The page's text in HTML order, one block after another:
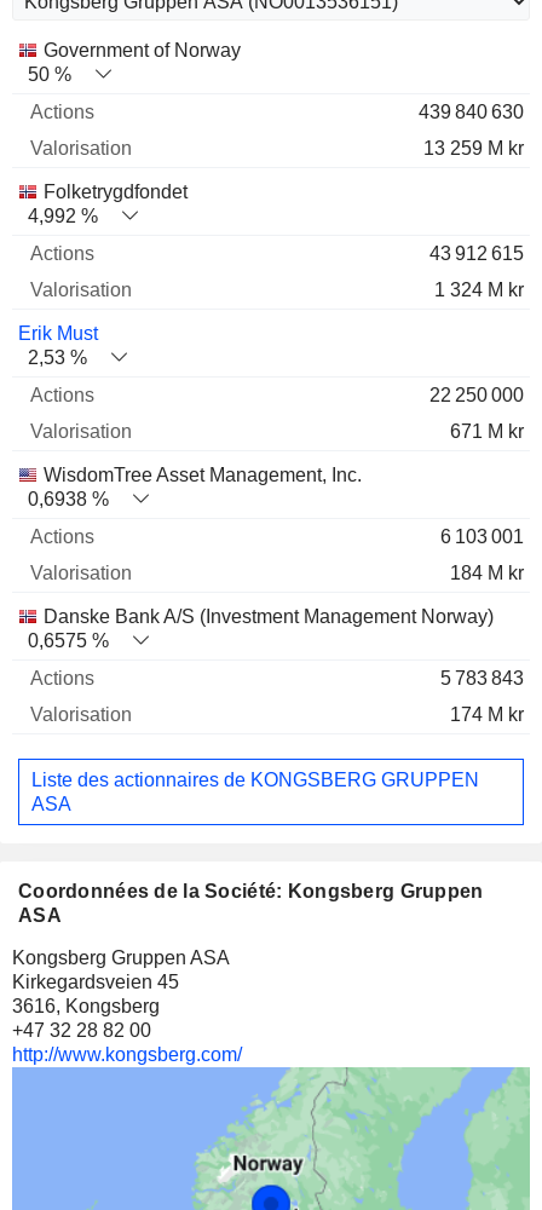
Nom Actions % Valorisation
Government of Norway
50 %
439 840 630
13 259 M kr
Folketrygdfondet
4,992 %
43 912 615
1 324 M kr
Erik Must
2,53 %
22 250 000
671 M kr
WisdomTree Asset Management, Inc.
0,6938 %
6 103 001
184 M kr
Danske Bank A/S (Investment Management Norway)
0,6575 %
5 783 843
174 M kr
Liste des actionnaires de KONGSBERG GRUPPEN
ASA
Coordonnées de la Société: Kongsberg Gruppen
ASA
Kongsberg Gruppen ASA
Kirkegardsveien 45
3616, Kongsberg
+47 32 28 82 00
http://www.kongsberg.com/